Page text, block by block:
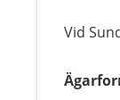
Vid